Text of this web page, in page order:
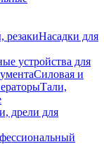
резакиНасадки для
устройства для
Силовая и
Тали,
дрели для